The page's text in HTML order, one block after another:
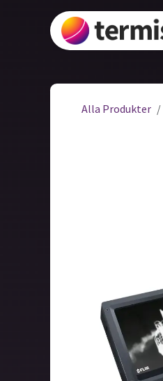
Hoppa till innehåll
Alla Produkter